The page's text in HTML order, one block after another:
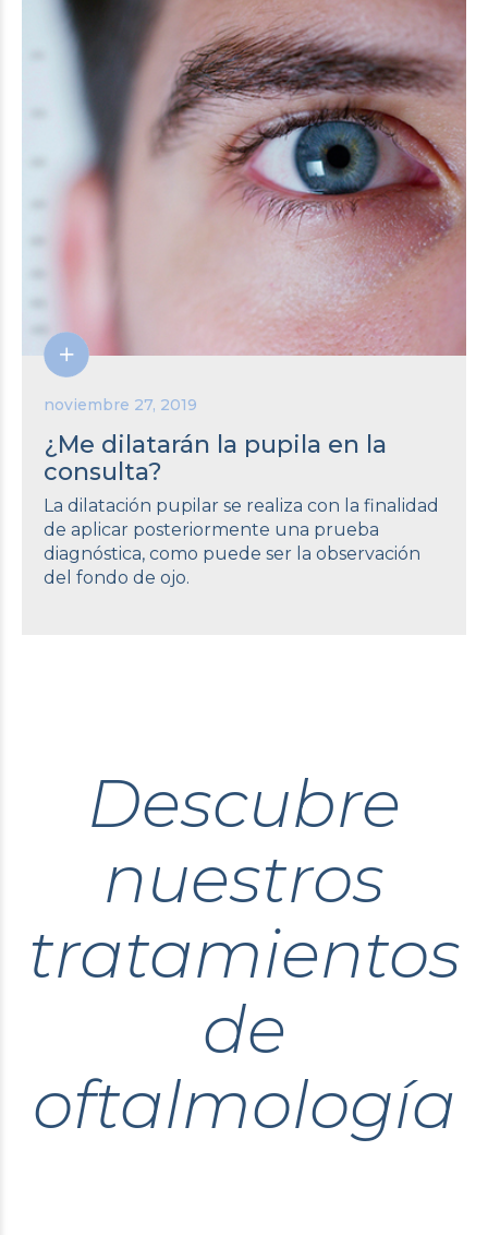
noviembre 27, 2019
¿Me dilatarán la pupila en la
consulta?
La dilatación pupilar se realiza con la finalidad
de aplicar posteriormente una prueba
diagnóstica, como puede ser la observación
del fondo de ojo.
Descubre
nuestros
tratamientos
de
oftalmología